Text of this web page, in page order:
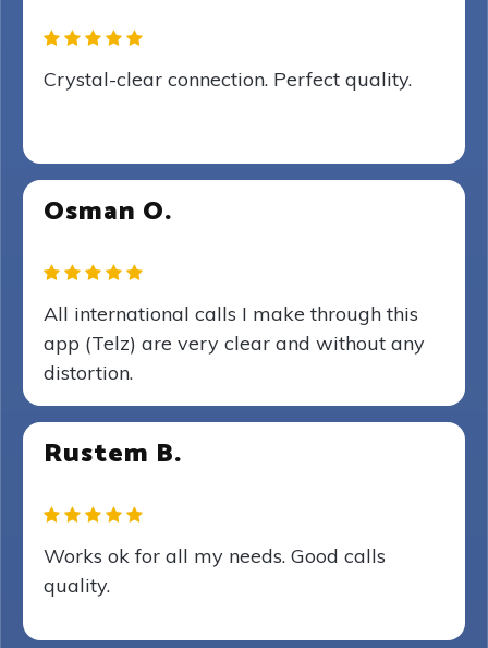
Crystal-clear connection. Perfect quality.
Osman O.
All international calls I make through this
app (Telz) are very clear and without any
distortion.
Rustem B.
Works ok for all my needs. Good calls
quality.